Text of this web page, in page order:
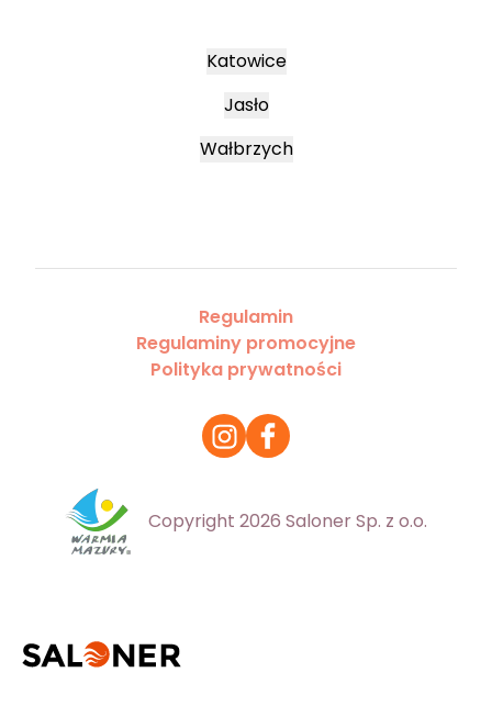
Katowice
Jasło
Wałbrzych
Regulamin
Regulaminy promocyjne
Polityka prywatności
Copyright 2026 Saloner Sp. z o.o.